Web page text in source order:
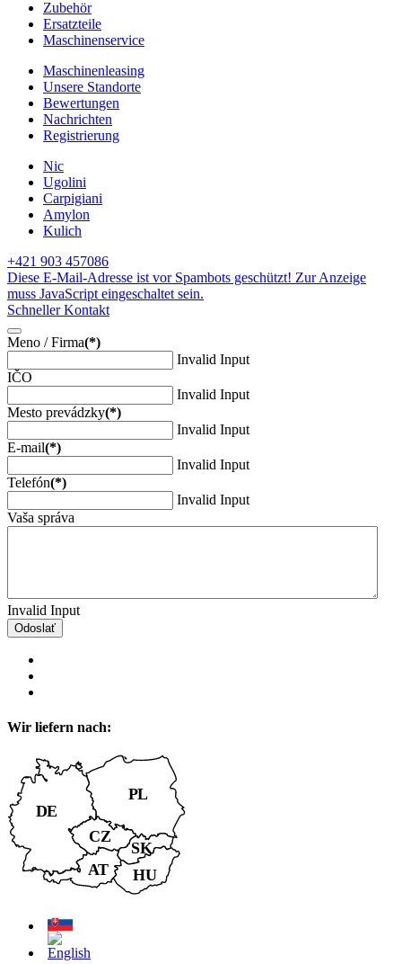
Zubehör
Ersatzteile
Maschinenservice
Maschinenleasing
Unsere Standorte
Bewertungen
Nachrichten
Registrierung
Nic
Ugolini
Carpigiani
Amylon
Kulich
+421 903 457086
Diese E-Mail-Adresse ist vor Spambots geschützt! Zur Anzeige
muss JavaScript eingeschaltet sein.
Schneller Kontakt
Meno / Firma(*)
Invalid Input
IČO
Invalid Input
Mesto prevádzky(*)
Invalid Input
E-mail(*)
Invalid Input
Telefón(*)
Invalid Input
Vaša správa
Invalid Input
Odoslať
Wir liefern nach: